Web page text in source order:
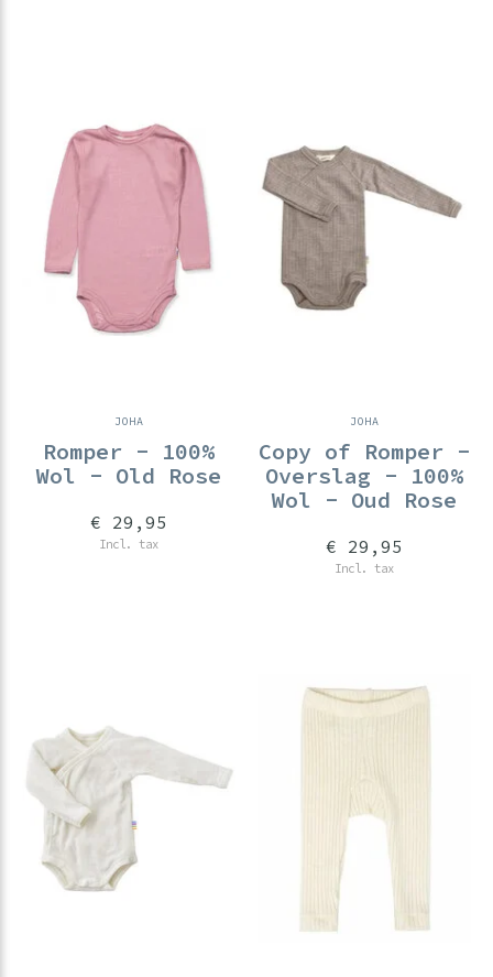
JOHA
Romper - 100%
Wol - Old Rose
€ 29,95
Incl. tax
JOHA
Copy of Romper -
Overslag - 100%
Wol - Oud Rose
€ 29,95
Incl. tax